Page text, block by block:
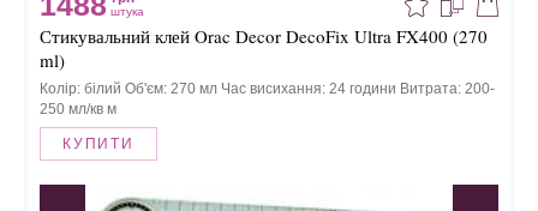
штука
Стикувальний клей Orac Decor DecoFix Ultra FX400 (270
ml)
Колір: білий Об'єм: 270 мл Час висихання: 24 години Витрата: 200-
250 мл/кв м
КУПИТИ